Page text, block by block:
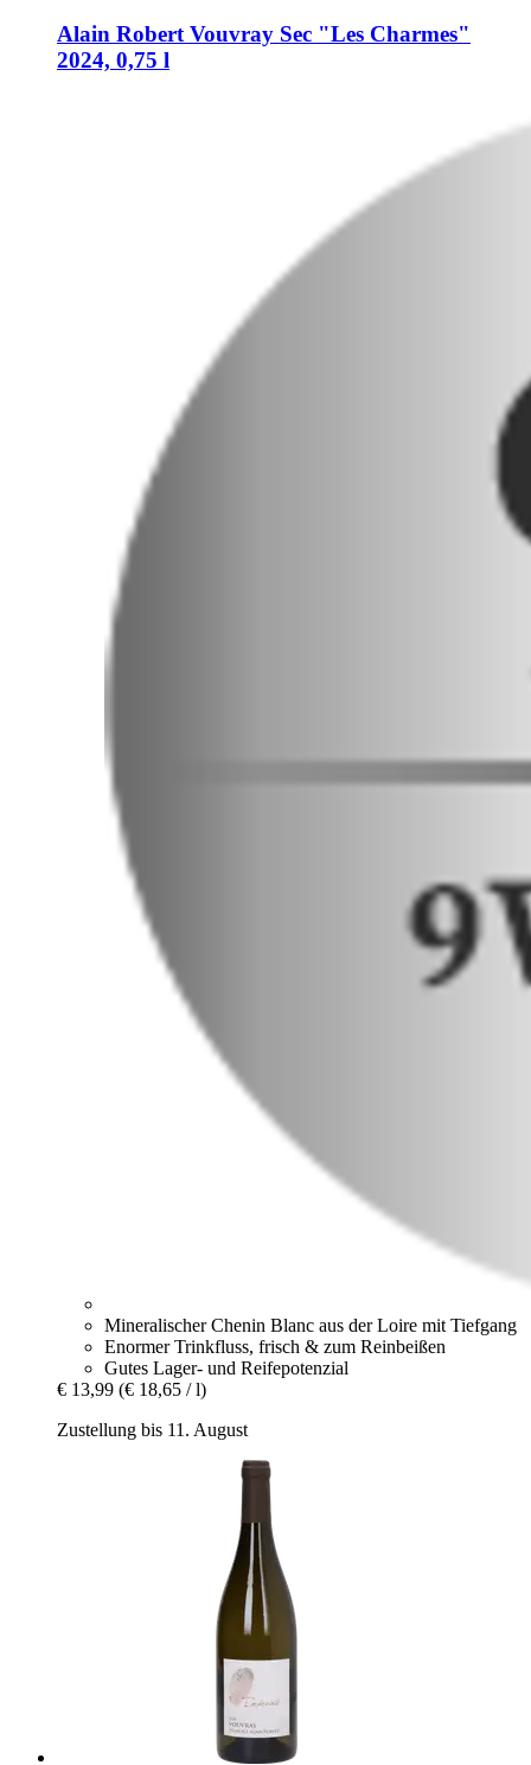
Alain Robert Vouvray Sec "Les Charmes"
2024, 0,75 l
Mineralischer Chenin Blanc aus der Loire mit Tiefgang
Enormer Trinkfluss, frisch & zum Reinbeißen
Gutes Lager- und Reifepotenzial
€ 13,99 (€ 18,65 / l)
Zustellung bis 11. August